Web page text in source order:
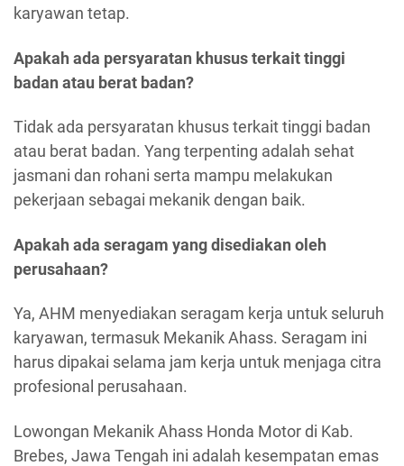
karyawan tetap.
Apakah ada persyaratan khusus terkait tinggi
badan atau berat badan?
Tidak ada persyaratan khusus terkait tinggi badan
atau berat badan. Yang terpenting adalah sehat
jasmani dan rohani serta mampu melakukan
pekerjaan sebagai mekanik dengan baik.
Apakah ada seragam yang disediakan oleh
perusahaan?
Ya, AHM menyediakan seragam kerja untuk seluruh
karyawan, termasuk Mekanik Ahass. Seragam ini
harus dipakai selama jam kerja untuk menjaga citra
profesional perusahaan.
Lowongan Mekanik Ahass Honda Motor di Kab.
Brebes, Jawa Tengah ini adalah kesempatan emas